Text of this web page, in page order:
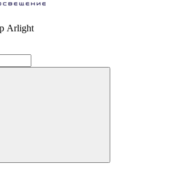
Arlight